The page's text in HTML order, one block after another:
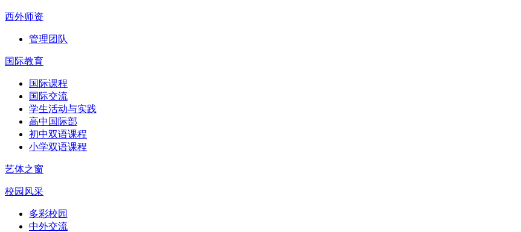
西外师资
管理团队
国际教育
国际课程
国际交流
学生活动与实践
高中国际部
初中双语课程
小学双语课程
艺体之窗
校园风采
多彩校园
中外交流